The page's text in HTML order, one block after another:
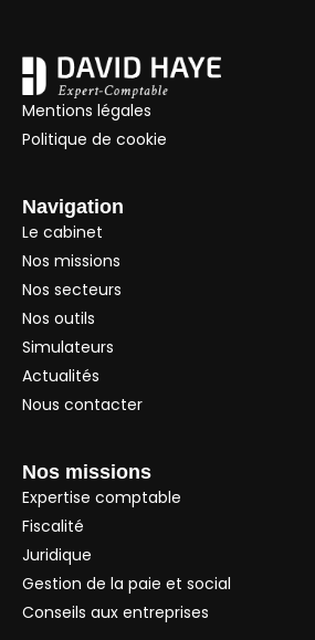
Mentions légales
Politique de cookie
Navigation
Le cabinet
Nos missions
Nos secteurs
Nos outils
Simulateurs
Actualités
Nous contacter
Nos missions
Expertise comptable
Fiscalité
Juridique
Gestion de la paie et social
Conseils aux entreprises